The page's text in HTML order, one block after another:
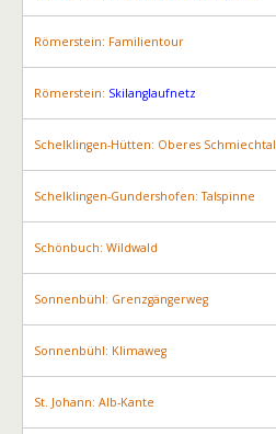
Römerstein: Familientour
Römerstein: Skilanglaufnetz
Schelklingen-Hütten: Oberes Schmiechtal
Schelklingen-Gundershofen: Talspinne
Schönbuch: Wildwald
Sonnenbühl: Grenzgängerweg
Sonnenbühl: Klimaweg
St. Johann: Alb-Kante